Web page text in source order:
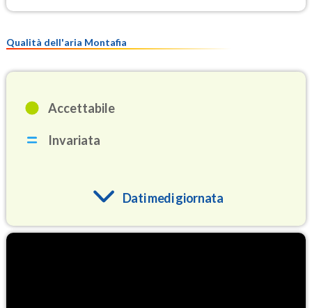
Qualità dell'aria Montafia
Accettabile
Invariata
Dati medi giornata